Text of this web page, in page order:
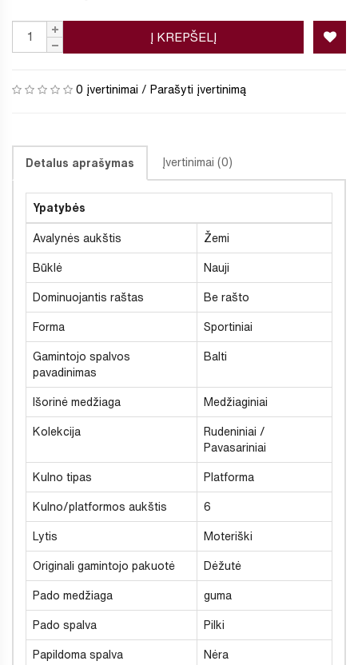
Į KREPŠELĮ
0 įvertinimai / Parašyti įvertinimą
Detalus aprašymas Įvertinimai (0)
Ypatybės
Avalynės aukštis Žemi
Būklė Nauji
Dominuojantis raštas Be rašto
Forma Sportiniai
Gamintojo spalvos
pavadinimas
Balti
Išorinė medžiaga Medžiaginiai
Kolekcija
Rudeniniai /
Pavasariniai
Kulno tipas Platforma
Kulno/platformos aukštis 6
Lytis Moteriški
Originali gamintojo pakuotė Dėžutė
Pado medžiaga guma
Pado spalva Pilki
Papildoma spalva Nėra